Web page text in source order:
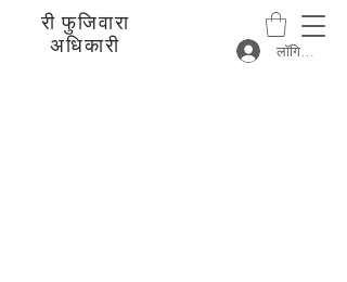
री फुजिवारा
अधिकारी
लॉगिन करें